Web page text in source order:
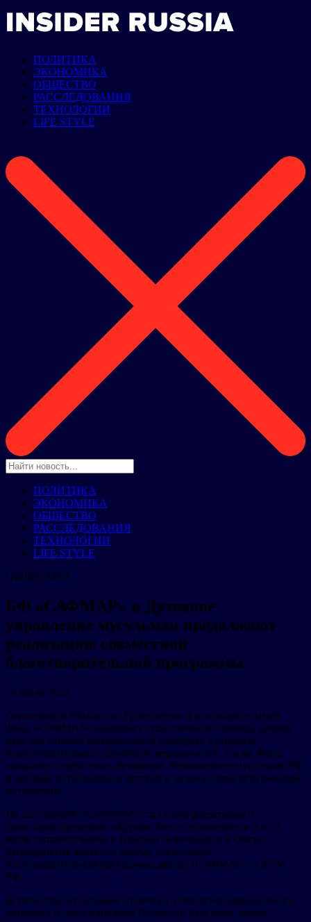
ПОЛИТИКА
ЭКОНОМИКА
ОБЩЕСТВО
РАССЛЕДОВАНИЯ
ТЕХНОЛОГИИ
LIFE STYLE
ПОЛИТИКА
ЭКОНОМИКА
ОБЩЕСТВО
РАССЛЕДОВАНИЯ
ТЕХНОЛОГИИ
LIFE STYLE
ОБЩЕСТВО
БФ «САФМАР» и Духовное
управление мусульман продолжают
реализацию совместной
благотворительной программы
16 июля 2022
Основанный Михаилом Гуцериевым благотворительный
фонд «САФМАР» оказывает существенную помощь целому
ряду фестивалей национальной культуры, культурно-
благотворительных, семейных мероприятий. Также Фонд
оказывает содействие Духовному Управлением мусульман РФ
и авторам в публикации детской и духовно-просветительской
литературы.
На этот раз БФ «САФМАР» стал соорганизатором и
спонсором праздника «Курбан Фест», прошедшего 9 и 12
июля соответственно в Нижнем Новгороде и в Омске.
Мероприятия являются частью совместной
благотворительной программы фонда «САФМАР» и ДУМ
РФ.
В этом году мусульмане отмечают 1100-летие официального
принятия ислама народами Волжской Булгарии, этому